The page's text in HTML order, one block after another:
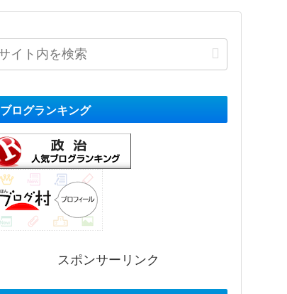
ブログランキング
スポンサーリンク